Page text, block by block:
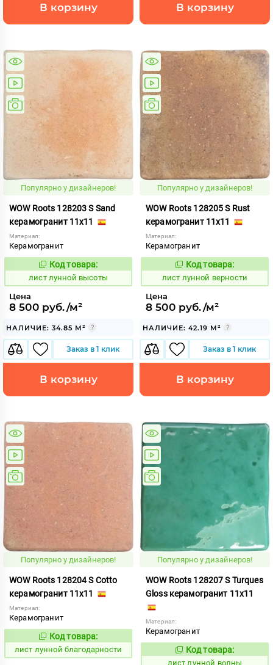
В корзину В корзину
Популярно у дизайнеров!
WOW Roots 128203 S Sand
керамогранит 11x11
Материал:
Керамогранит
881257
Код товара:
лист лунной высоты
Цена
8 500 руб./м²
НАЛИЧИЕ: 34.85 М²
Заказ в 1 клик
В корзину
Популярно у дизайнеров!
WOW Roots 128205 S Rust
керамогранит 11x11
Материал:
Керамогранит
881256
Код товара:
лист лунной верности
Цена
8 500 руб./м²
НАЛИЧИЕ: 42.19 М²
Заказ в 1 клик
В корзину
Популярно у дизайнеров!
WOW Roots 128204 S Cotto
керамогранит 11x11
Материал:
Керамогранит
881253
Код товара:
лист лунной благодарности
Популярно у дизайнеров!
WOW Roots 128207 S Turques
Gloss керамогранит 11x11
Материал:
Керамогранит
881262
Код товара:
лист лунной волны